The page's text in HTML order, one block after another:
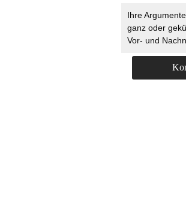
Ihre
ganz oder
Vor- und